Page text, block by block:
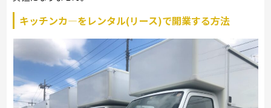
キッチンカ―をレンタル(リース)で開業する方法